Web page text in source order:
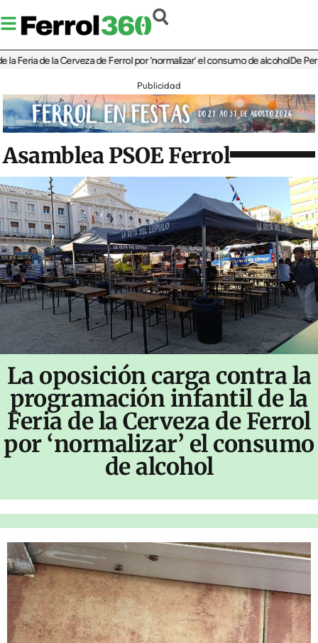
de la Cerveza de Ferrol por ‘normalizar’ el consumo de alcoholDe Perlío a
Publicidad
Asamblea PSOE Ferrol
La oposición carga contra la
programación infantil de la
Feria de la Cerveza de Ferrol
por ‘normalizar’ el consumo
de alcohol